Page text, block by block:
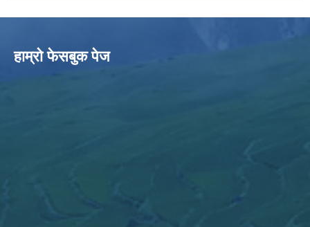
हाम्राे फेसबुक पेज